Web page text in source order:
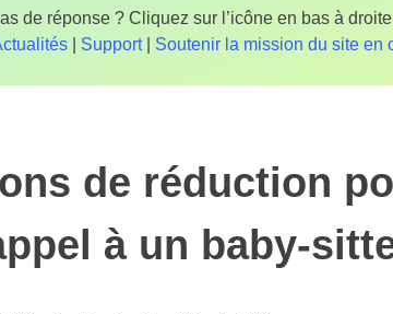
de réponse ? Cliquez sur l’icône en bas à
Support| Soutenir la mission du site en
de réduction
à un baby-